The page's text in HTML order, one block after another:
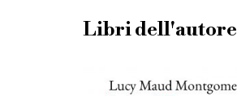
Libri dell'autore